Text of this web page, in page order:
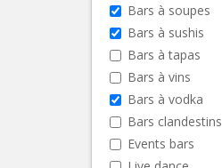
Bars à soupes
Bars à sushis
Bars à tapas
Bars à vins
Bars à vodka
Bars clandestins
Events bars